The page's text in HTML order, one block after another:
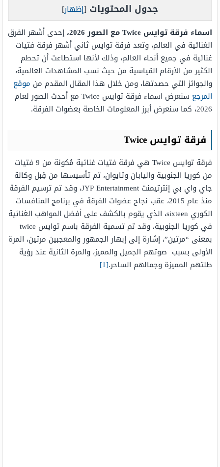
جدول المحتويات [إظهار]
اسماء فرقة توايس Twice مع الصور 2026،
إحدى أشهر الفرق
الغنائية في العالم، وتعد فرقة توايس ثاني أشهر فرقة فتيات
غنائية في جميع أنحاء العالم، وذلك لأنها استطاعت أن تحطم
الكثير من الأرقام القياسية من حيث نسب المشاهدات العالمية،
والجوائز التي حصدتها، ومن خلال هذا المقال المقدم من موقع
المرجع
سنعرض اسماء فرقة توايس Twice مع أحدث الصور لعام
2026، كما سنعرض أبرز المعلومات الخاصة بعضوات الفرقة.
فرقة توايس Twice
فرقة توايس Twice هي فرقة فتيات غنائية مُكونة من 9 فتيات
من كوريا الجنوبية واليابان وتايوان، تم تأسيسها من قِبل وكالة
جاي واي بي إنترتيمنت JYP Entertainment، وقد تم ترسيم الفرقة
منذ عام 2015، عقب نجاح عضوات الفرقة في برنامج المنافسات
الكوري sixteen، الذي يقوم بالكشف على أفضل المواهب الغنائية
في كوريا الجنوبية، وقد تم تسمية الفرقة باسم توايس twice
بمعنى “مرتين”، إشارة إلى إبهار الجمهور والمعجبين مرتين، المرة
الأولى بسبب صوتهم الجميل والمميز، والمرة الثانية عند رؤية
طلتهم المميزة وجمالهم الساحر.[1]